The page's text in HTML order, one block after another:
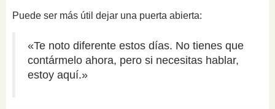
Puede ser más útil dejar una puerta abierta:
«Te noto diferente estos días. No tienes que
contármelo ahora, pero si necesitas hablar,
estoy aquí.»